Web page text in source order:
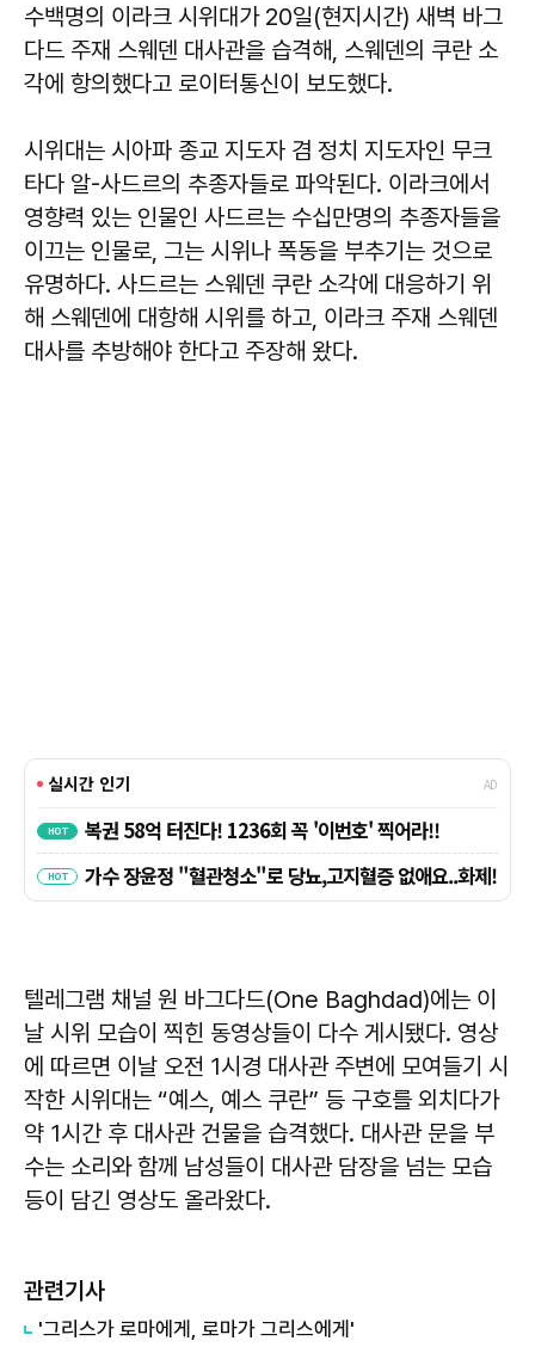
수백명의 이라크 시위대가 20일(현지시간) 새벽 바그
다드 주재 스웨덴 대사관을 습격해, 스웨덴의 쿠란 소
각에 항의했다고 로이터통신이 보도했다.
시위대는 시아파 종교 지도자 겸 정치 지도자인 무크
타다 알-사드르의 추종자들로 파악된다. 이라크에서
영향력 있는 인물인 사드르는 수십만명의 추종자들을
이끄는 인물로, 그는 시위나 폭동을 부추기는 것으로
유명하다. 사드르는 스웨덴 쿠란 소각에 대응하기 위
해 스웨덴에 대항해 시위를 하고, 이라크 주재 스웨덴
대사를 추방해야 한다고 주장해 왔다.
텔레그램 채널 원 바그다드(One Baghdad)에는 이
날 시위 모습이 찍힌 동영상들이 다수 게시됐다. 영상
에 따르면 이날 오전 1시경 대사관 주변에 모여들기 시
작한 시위대는 “예스, 예스 쿠란” 등 구호를 외치다가
약 1시간 후 대사관 건물을 습격했다. 대사관 문을 부
수는 소리와 함께 남성들이 대사관 담장을 넘는 모습
등이 담긴 영상도 올라왔다.
관련기사
'그리스가 로마에게, 로마가 그리스에게'